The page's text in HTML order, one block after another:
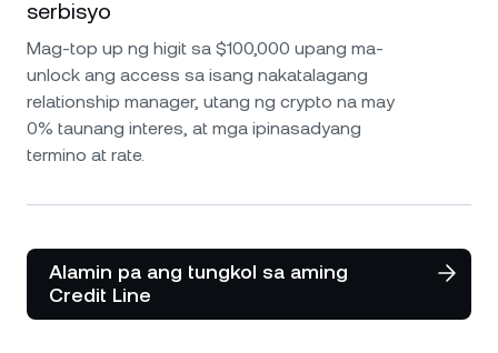
serbisyo
Mag-top up ng higit sa $100,000 upang ma-
unlock ang access sa isang nakatalagang
relationship manager, utang ng crypto na may
0% taunang interes, at mga ipinasadyang
termino at rate.
Alamin pa ang tungkol sa aming
Credit Line